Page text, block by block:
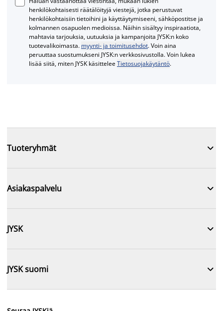
henkilökohtaisesti räätälöityjä viestejä, jotka perustuvat
henkilökohtaisiin tietoihini ja käyttäytymiseeni, sähköpostitse ja
kolmannen osapuolen medioissa. Näihin sisältyy inspiraatiota,
mahtavia tarjouksia, uutuuksia ja kampanjoita JYSK:n koko
tuotevalikoimasta. myynti- ja toimitusehdot. Voin aina
peruuttaa suostumukseni JYSK:n verkkosivustolla. Voin lukea
lisää siitä, miten JYSK käsitteleeTietosuojakäytäntö.
Tuoteryhmät 
Asiakaspalvelu 
JYSK 
JYSK suomi 